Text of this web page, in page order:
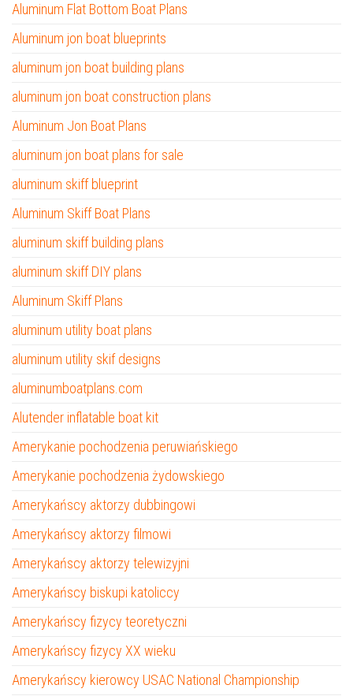
Aluminum Flat Bottom Boat Plans
Aluminum jon boat blueprints
aluminum jon boat building plans
aluminum jon boat construction plans
Aluminum Jon Boat Plans
aluminum jon boat plans for sale
aluminum skiff blueprint
Aluminum Skiff Boat Plans
aluminum skiff building plans
aluminum skiff DIY plans
Aluminum Skiff Plans
aluminum utility boat plans
aluminum utility skif designs
aluminumboatplans.com
Alutender inflatable boat kit
Amerykanie pochodzenia peruwiańskiego
Amerykanie pochodzenia żydowskiego
Amerykańscy aktorzy dubbingowi
Amerykańscy aktorzy filmowi
Amerykańscy aktorzy telewizyjni
Amerykańscy biskupi katoliccy
Amerykańscy fizycy teoretyczni
Amerykańscy fizycy XX wieku
Amerykańscy kierowcy USAC National Championship